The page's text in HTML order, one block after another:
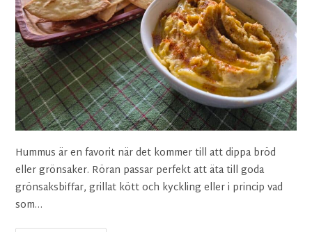
Hummus är en favorit när det kommer till att dippa bröd
eller grönsaker. Röran passar perfekt att äta till goda
grönsaksbiffar, grillat kött och kyckling eller i princip vad
som…